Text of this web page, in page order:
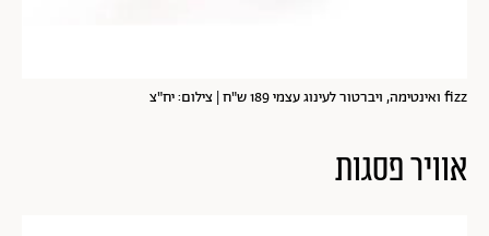
fizz ואינטימה, ויברטור לעינוג עצמי 189 ש"ח | צילום: יח"צ
אוויר פסגות